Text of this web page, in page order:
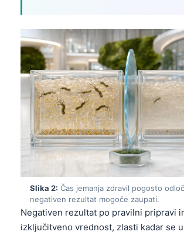
Slika 2: Čas jemanja zdravil pogosto
negativen rezultat mogoče zaupati.
Negativen rezultat po pravilni pripravi
izključitveno vrednost, zlasti kadar se